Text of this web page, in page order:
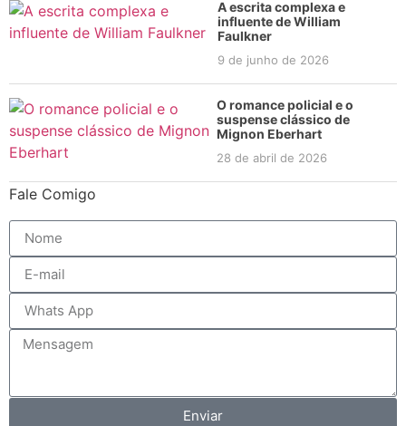
A escrita complexa e
influente de William
Faulkner
9 de junho de 2026
O romance policial e o
suspense clássico de
Mignon Eberhart
28 de abril de 2026
Fale Comigo
Enviar